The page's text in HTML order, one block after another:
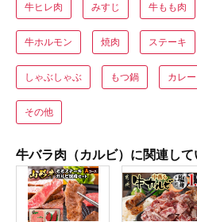
牛ヒレ肉 みすじ 牛もも肉
牛ホルモン 焼肉 ステーキ
しゃぶしゃぶ もつ鍋 カレー
その他
牛バラ肉（カルビ）に関連し